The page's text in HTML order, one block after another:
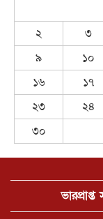
২
৩
৯
১০
১৬
১৭
২৩
২৪
৩০